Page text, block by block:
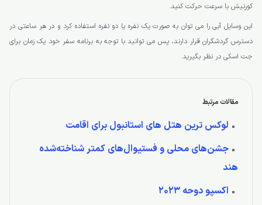
کورنیش با سرعت حرکت کنید.
این وسایل آبی را می توان به صورت یک نفره یا دو نفره استفاده کرد و در هر ساعتی در
دسترس گردشگران قرار دارند، پس می توانید با توجه به برنامه سفر خود یک زمان برای
جت اسکی در نظر بگیرید.
مقالات مرتبط
لوکس ترین هتل های استانبول برای اقامت
جشن‌های محلی و فستیوال‌های کمتر شناخته‌شده
هند
اکسپو دوحه 2023